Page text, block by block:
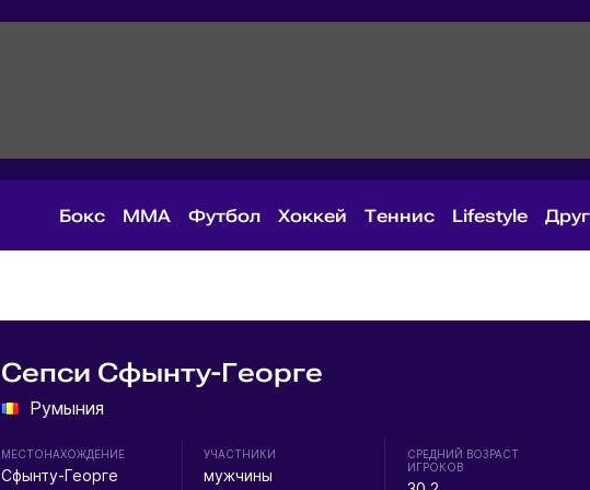
Бокс MMA Футбол Хоккей Теннис Lifestyle
Сепси Сфынту-Георге
Румыния
МЕСТОНАХОЖДЕНИЕ
Сфынту-Георге
УЧАСТНИКИ
мужчины
СРЕДНИЙ ВОЗРАСТ
ИГРОКОВ